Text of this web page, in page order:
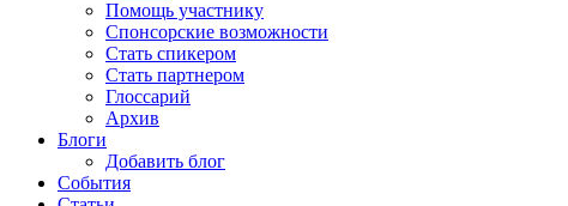
Помощь участнику
Спонсорские возможности
Стать спикером
Стать партнером
Глоссарий
Архив
Блоги
Добавить блог
События